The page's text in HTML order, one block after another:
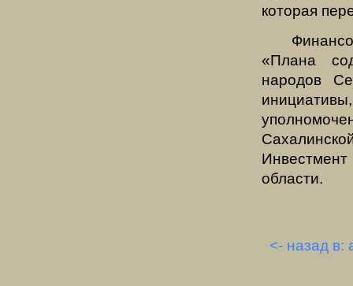
которая
«Плана
народов
области.
<- назад в: